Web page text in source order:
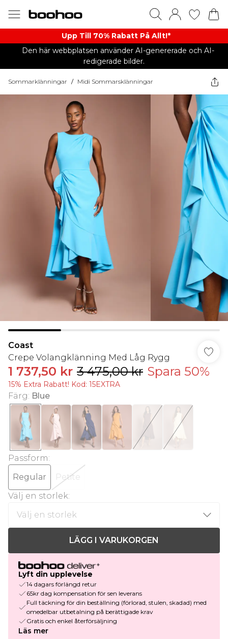
Upp Till 70% Rabatt På Allt!*
Den här webbplatsen använder AI-genererade och AI-
redigerade bilder.
Sommarklänningar / Midi Sommarsklänningar
Coast
Crepe Volangklänning Med Låg Rygg
1 737,50 kr 3 475,00 kr Spara 50%
15% Extra Rabatt! Kod: 15EXTRA
Färg: Blue
Passform:
Regular
Petite
Välj en storlek:
LÄGG I VARUKORGEN
Lyft din upplevelse
14 dagars förlängd retur
65kr dag kompensation för sen leverans
Full täckning för din beställning (förlorad, stulen, skadad) med
omedelbar utbetalning på berättigade krav
Gratis och enkel återförsäljning
Läs mer